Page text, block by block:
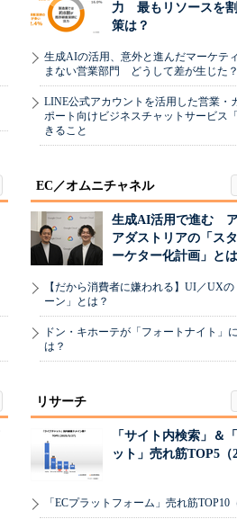
力 最もリソースを
策は？
生成AIの活用、意外と進んだマーケテ
まない営業部門 どうして差が生じた？
LINE公式アカウントを活用した営業・
ポート向けビジネスチャットサービス
きること
EC／オムニチャネル
生成AI活用で進む
アダストリアの「ス
ーケター化計画」と
【だから消費者に嫌われる】UI／UX
ーン」とは？
ドン・キホーテが「フォートナイト
は？
リサーチ
「サイト内検索」＆
ット」売れ筋TOP5（
「ECプラットフォーム」売れ筋TOP10